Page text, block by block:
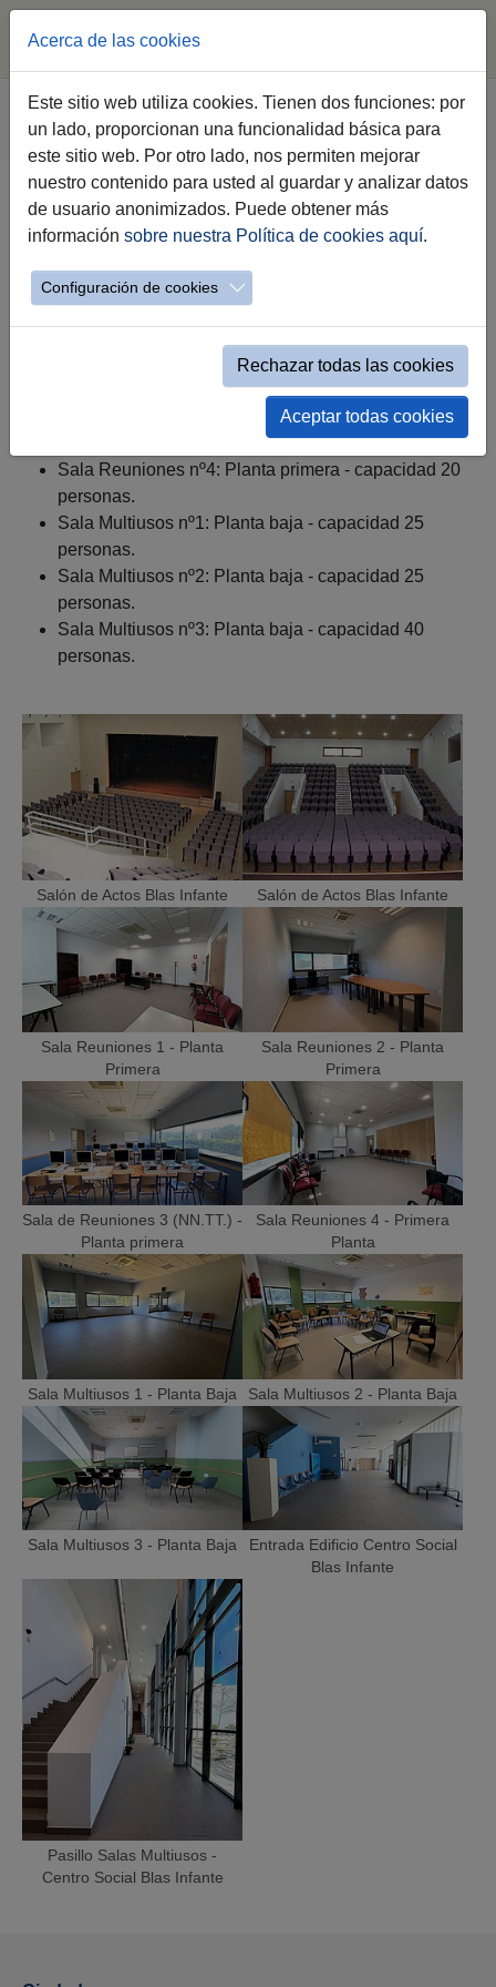
Saltar al contenido principal
Estás aquí:
Jerez.es Ciudad Tu Distrito
Distrito Este
Recursos del Distrito
Descripción de salas
Salón de Actos Blas Infante Salón de Actos Blas Infante
Sala Reuniones 1 - Planta
Primera
Sala Reuniones 2 - Planta
Primera
Sala de Reuniones 3 (NN.TT.) -
Planta primera
Sala Reuniones 4 - Primera
Planta
Sala Multiusos 1 - Planta Baja Sala Multiusos 2 - Planta Baja
Sala Multiusos 3 - Planta Baja
Entrada Edificio Centro Social
Blas Infante
Pasillo Salas Multiusos -
Centro Social Blas Infante
Descripción de Salas
butacas.
Sala Reuniones nº1: Planta primera - capacidad 25
Sala Reuniones nº2: Planta primera - capacidad 8
Sala Reuniones nº3 (NN.TT.): Planta primera -
Sala Reuniones nº4: Planta primera - capacidad 20
personas.
Sala Multiusos nº1: Planta baja - capacidad 25
personas.
Sala Multiusos nº2: Planta baja - capacidad 25
personas.
Sala Multiusos nº3: Planta baja - capacidad 40
personas.
Acerca de las cookies
Este sitio web utiliza cookies. Tienen dos funciones: por
un lado, proporcionan una funcionalidad básica para
este sitio web. Por otro lado, nos permiten mejorar
nuestro contenido para usted al guardar y analizar datos
de usuario anonimizados. Puede obtener más
información sobre nuestra Política de cookies aquí.
Configuración de cookies
Rechazar todas las cookies
Aceptar todas cookies